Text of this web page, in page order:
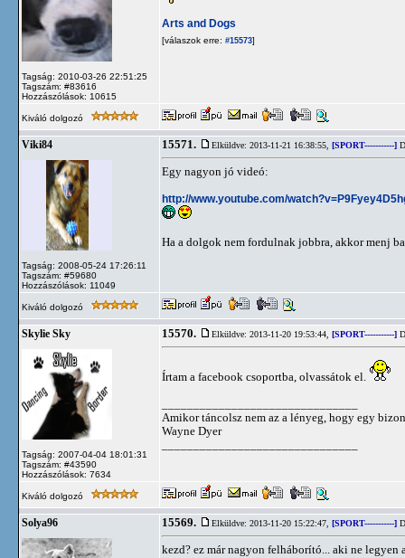
Tagság: 2010-03-26 22:51:25
Tagszám: #83616
Hozzászólások: 10615
Arts and Dogs
[válaszok erre: #15573]
Kiváló dolgozó
Viki84
Tagság: 2008-05-24 17:26:11
Tagszám: #59680
Hozzászólások: 11049
15571. Elküldve: 2013-11-21 16:38:55, [SPORT-----------]
Egy nagyon jó videó:
http://www.youtube.com/
Ha a dolgok nem fordulnak jobbra, akkor menj
Kiváló dolgozó
Skylie Sky
Tagság: 2007-04-04 18:01:31
Tagszám: #43590
Hozzászólások: 7634
15570. Elküldve: 2013-11-20 19:53:44, [SPORT-----------]
Írtam a facebook csoportba, olvassátok el.
Amikor táncolsz nem az a lényeg, hogy egy
Wayne Dyer
Kiváló dolgozó
Solya96 15569. Elküldve: 2013-11-20 15:22:47, [SPORT-----------]
kezd? ez már nagyon felháborító... aki ne legyen